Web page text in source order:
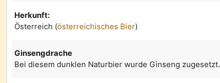
Herkunft:
Österreich (österreichisches Bier)
Ginsengdrache
Bei diesem dunklen Naturbier wurde Ginseng zugesetzt.